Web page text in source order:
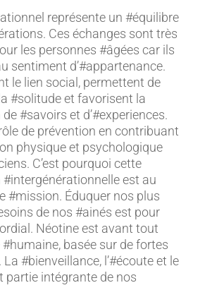
représente un #équilibre
Ces échanges sont très
les personnes #âgées car ils
sentiment d’#appartenance.
le lien social, permettent de
#solitude et favorisent la
#savoirs et d’#experiences.
de prévention en contribuant
physique et psychologique
C’est pourquoi cette
est au
#mission. Éduquer nos plus
de nos #ainés est pour
Néotine est avant tout
basée sur de fortes
#bienveillance, l’#écoute et le
partie intégrante de nos